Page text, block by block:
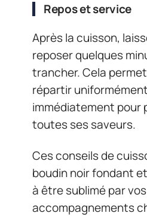
Repos et service
Après la cuisson,
reposer quelques
trancher. Cela
répartir
immédiatement pour
toutes ses saveurs.
Ces conseils de
boudin noir fondant
à être sublimé par vos
accompagnements